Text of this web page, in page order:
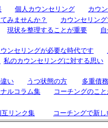
個人カウンセリング
カウ
みませんか？
カウンセリン
現状を整理することが重要
ンセリングが必要な時代です
私のカウンセリングに対する思い
い うつ状態の方
多重債
ルコラム集
コーチングのこ
互リンク集 コーチングで新